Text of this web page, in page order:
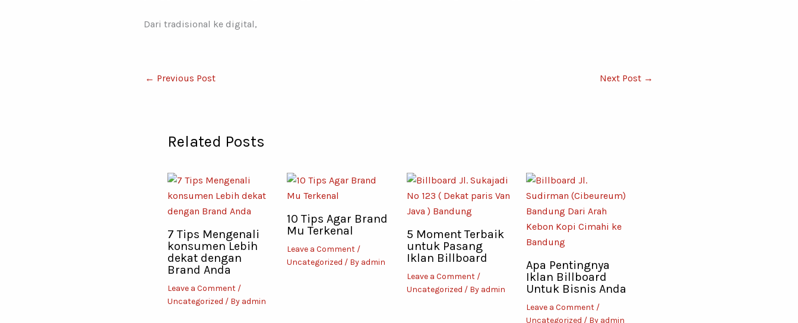
Dari tradisional ke digital,
← Previous Post Next Post →
Related Posts
7 Tips Mengenali
konsumen Lebih
dekat dengan
Brand Anda
Leave a Comment /
Uncategorized / By admin
10 Tips Agar Brand
Mu Terkenal
Leave a Comment /
Uncategorized / By admin
5 Moment Terbaik
untuk Pasang
Iklan Billboard
Leave a Comment /
Uncategorized / By admin
Apa Pentingnya
Iklan Billboard
Untuk Bisnis Anda
Leave a Comment /
Uncategorized / By admin